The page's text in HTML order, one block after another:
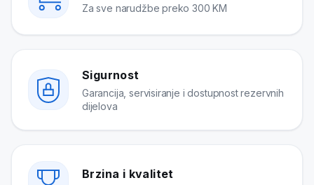
Za sve narudžbe preko 300 KM
Sigurnost
Garancija, servisiranje i dostupnost rezervnih
dijelova
Brzina i kvalitet